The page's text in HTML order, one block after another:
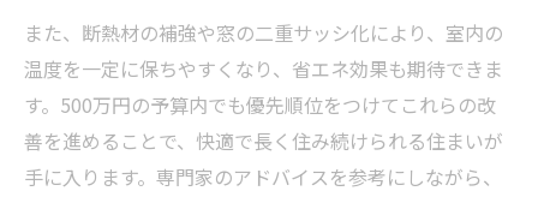
また、断熱材の補強や窓の二重サッシ化により、室内の
温度を一定に保ちやすくなり、省エネ効果も期待できま
す。500万円の予算内でも優先順位をつけてこれらの改
善を進めることで、快適で長く住み続けられる住まいが
手に入ります。専門家のアドバイスを参考にしながら、